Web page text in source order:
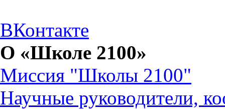
ВКонтакте
О «Школе 2100»
Миссия "Школы 2100"
Научные руководители,